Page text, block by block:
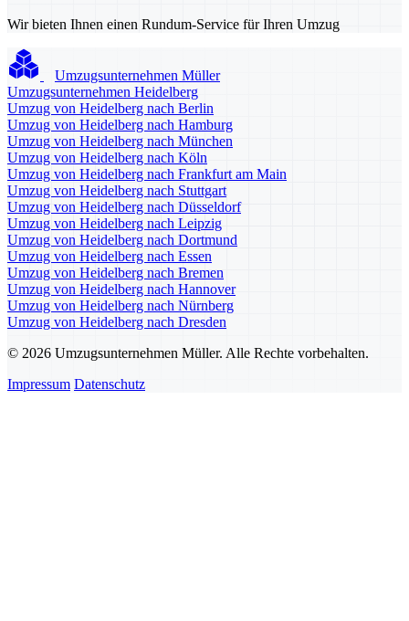
Wir bieten Ihnen einen Rundum-Service für Ihren Umzug
Umzugsunternehmen Müller
Umzugsunternehmen Heidelberg
Umzug von Heidelberg nach Berlin
Umzug von Heidelberg nach Hamburg
Umzug von Heidelberg nach München
Umzug von Heidelberg nach Köln
Umzug von Heidelberg nach Frankfurt am Main
Umzug von Heidelberg nach Stuttgart
Umzug von Heidelberg nach Düsseldorf
Umzug von Heidelberg nach Leipzig
Umzug von Heidelberg nach Dortmund
Umzug von Heidelberg nach Essen
Umzug von Heidelberg nach Bremen
Umzug von Heidelberg nach Hannover
Umzug von Heidelberg nach Nürnberg
Umzug von Heidelberg nach Dresden
© 2026 Umzugsunternehmen Müller. Alle Rechte vorbehalten.
Impressum Datenschutz